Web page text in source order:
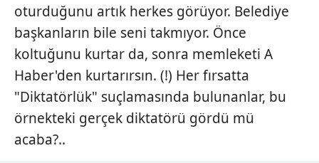
oturduğunu artık herkes görüyor. Belediye
başkanların bile seni takmıyor. Önce
koltuğunu kurtar da, sonra memleketi A
Haber'den kurtarırsın. (!) Her fırsatta
"Diktatörlük" suçlamasında bulunanlar, bu
örnekteki gerçek diktatörü gördü mü
acaba?..